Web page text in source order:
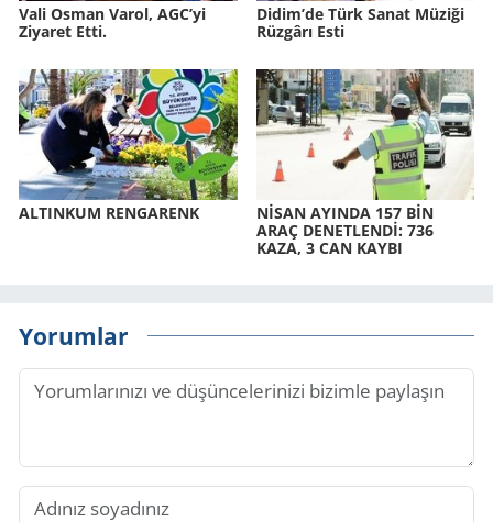
Vali Osman Varol, AGC’yi
Ziyaret Etti.
Didim’de Türk Sanat Mü­zi­ği
Rüz­gâ­rı Esti
AL­TIN­KUM REN­GA­RENK
NİSAN AYIN­DA 157 BİN
ARAÇ DE­NET­LENDİ: 736
KAZA, 3 CAN KAYBI
Yorumlar